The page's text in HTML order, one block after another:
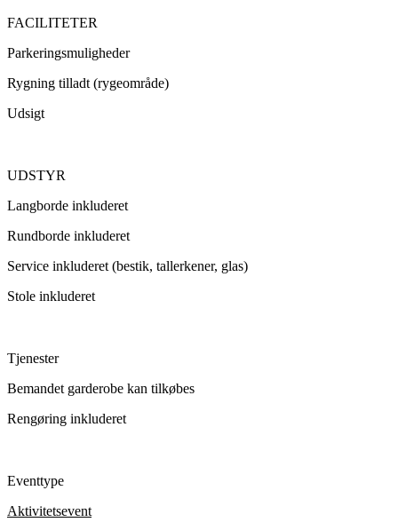
FACILITETER
Parkeringsmuligheder
Rygning tilladt (rygeområde)
Udsigt
UDSTYR
Langborde inkluderet
Rundborde inkluderet
Service inkluderet (bestik, tallerkener, glas)
Stole inkluderet
Tjenester
Bemandet garderobe kan tilkøbes
Rengøring inkluderet
Eventtype
Aktivitetsevent